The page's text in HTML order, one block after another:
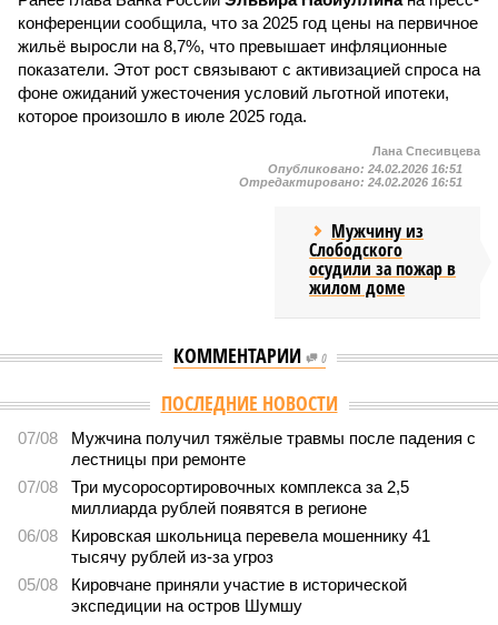
конференции сообщила, что за 2025 год цены на первичное
жильё выросли на 8,7%, что превышает инфляционные
показатели. Этот рост связывают с активизацией спроса на
фоне ожиданий ужесточения условий льготной ипотеки,
которое произошло в июле 2025 года.
Лана Спесивцева
Опубликовано: 24.02.2026 16:51
Отредактировано: 24.02.2026 16:51
Мужчину из
Слободского
осудили за пожар в
жилом доме
КОММЕНТАРИИ 0
ПОСЛЕДНИЕ НОВОСТИ
07/08
Мужчина получил тяжёлые травмы после падения с
лестницы при ремонте
07/08
Три мусоросортировочных комплекса за 2,5
миллиарда рублей появятся в регионе
06/08
Кировская школьница перевела мошеннику 41
тысячу рублей из-за угроз
05/08
Кировчане приняли участие в исторической
экспедиции на остров Шумшу